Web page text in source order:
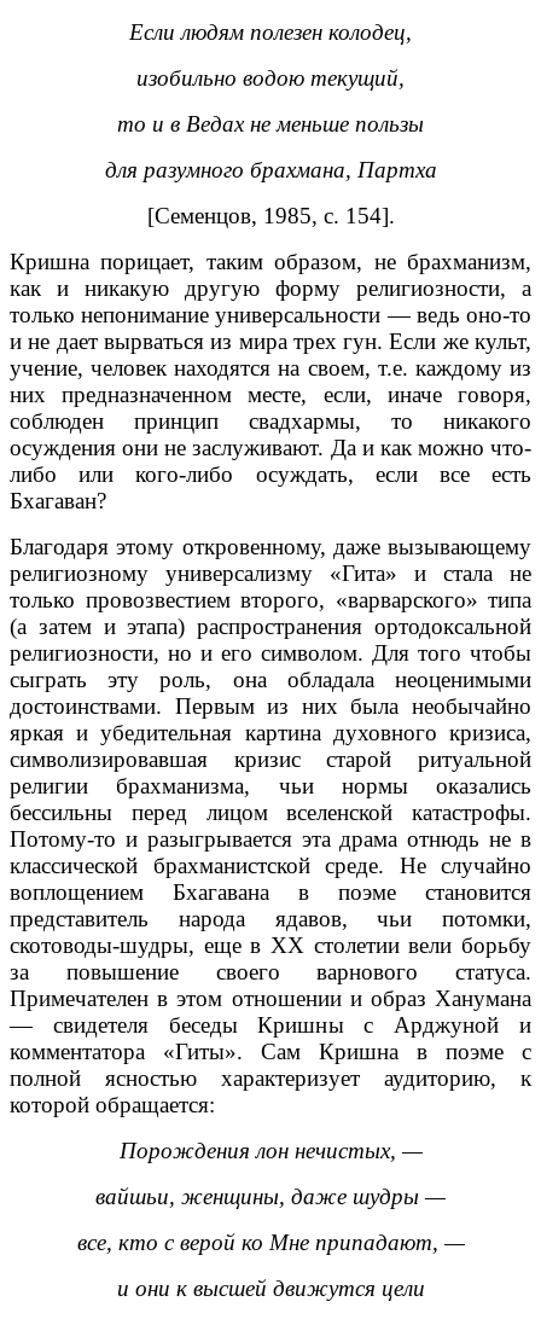
Если людям полезен колодец,
изобильно водою текущий,
то и в Ведах не меньше пользы
для разумного брахмана, Партха
[Семенцов, 1985, с. 154].
Кришна порицает, таким образом, не брахманизм,
как и никакую другую форму религиозности, а
только непонимание универсальности — ведь оно-то
и не дает вырваться из мира трех гун. Если же культ,
учение, человек находятся на своем, т.е. каждому из
них предназначенном месте, если, иначе говоря,
соблюден принцип свадхармы, то никакого
осуждения они не заслуживают. Да и как можно что-
либо или кого-либо осуждать, если все есть
Бхагаван?
Благодаря этому откровенному, даже вызывающему
религиозному универсализму «Гита» и стала не
только провозвестием второго, «варварского» типа
(а затем и этапа) распространения ортодоксальной
религиозности, но и его символом. Для того чтобы
сыграть эту роль, она обладала неоценимыми
достоинствами. Первым из них была необычайно
яркая и убедительная картина духовного кризиса,
символизировавшая кризис старой ритуальной
религии брахманизма, чьи нормы оказались
бессильны перед лицом вселенской катастрофы.
Потому-то и разыгрывается эта драма отнюдь не в
классической брахманистской среде. Не случайно
воплощением Бхагавана в поэме становится
представитель народа ядавов, чьи потомки,
скотоводы-шудры, еще в XX столетии вели борьбу
за повышение своего варнового статуса.
Примечателен в этом отношении и образ Ханумана
— свидетеля беседы Кришны с Арджуной и
комментатора «Гиты». Сам Кришна в поэме с
полной ясностью характеризует аудиторию, к
которой обращается:
Порождения лон нечистых, —
вайшьи, женщины, даже шудры —
все, кто с верой ко Мне припадают, —
и они к высшей движутся цели